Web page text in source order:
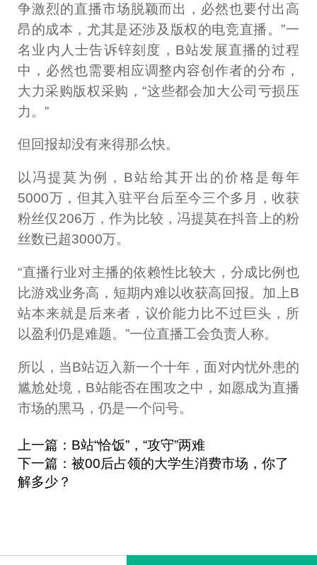
争激烈的直播市场脱颖而出，必然也要付出高
昂的成本，尤其是还涉及版权的电竞直播。”一
名业内人士告诉锌刻度，B站发展直播的过程
中，必然也需要相应调整内容创作者的分布，
大力采购版权采购，“这些都会加大公司亏损压
力。”
但回报却没有来得那么快。
以冯提莫为例，B站给其开出的价格是每年
5000万，但其入驻平台后至今三个多月，收获
粉丝仅206万，作为比较，冯提莫在抖音上的粉
丝数已超3000万。
“直播行业对主播的依赖性比较大，分成比例也
比游戏业务高，短期内难以收获高回报。加上B
站本来就是后来者，议价能力比不过巨头，所
以盈利仍是难题。”一位直播工会负责人称。
所以，当B站迈入新一个十年，面对内忧外患的
尴尬处境，B站能否在围攻之中，如愿成为直播
市场的黑马，仍是一个问号。
上一篇：B站“恰饭”，“攻守”两难
下一篇：被00后占领的大学生消费市场，你了
解多少？